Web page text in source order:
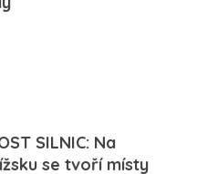
SILNIC: Na
se tvoří místy